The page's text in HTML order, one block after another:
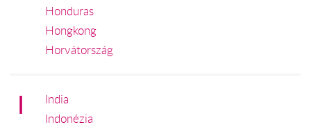
Honduras
Hongkong
Horvátország
I
India
Indonézia